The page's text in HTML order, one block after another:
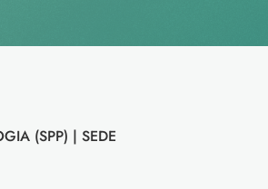
(SPP) | SEDE